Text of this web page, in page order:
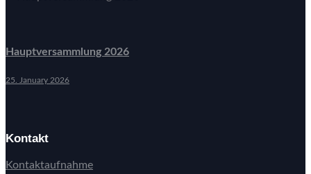
Hauptversammlung 2026
25. January 2026
Kontakt
Kontaktaufnahme